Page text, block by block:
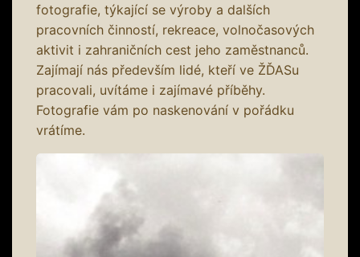
fotografie, týkající se výroby a dalších
pracovních činností, rekreace, volnočasových
aktivit i zahraničních cest jeho zaměstnanců.
Zajímají nás především lidé, kteří ve ŽĎASu
pracovali, uvítáme i zajímavé příběhy.
Fotografie vám po naskenování v pořádku
vrátíme.